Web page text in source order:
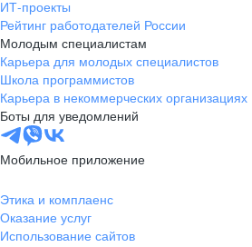
ИТ-проекты
Рейтинг работодателей России
Молодым специалистам
Карьера для молодых специалистов
Школа программистов
Карьера в некоммерческих организациях
Боты для уведомлений
Мобильное приложение
Этика и комплаенс
Оказание услуг
Использование сайтов